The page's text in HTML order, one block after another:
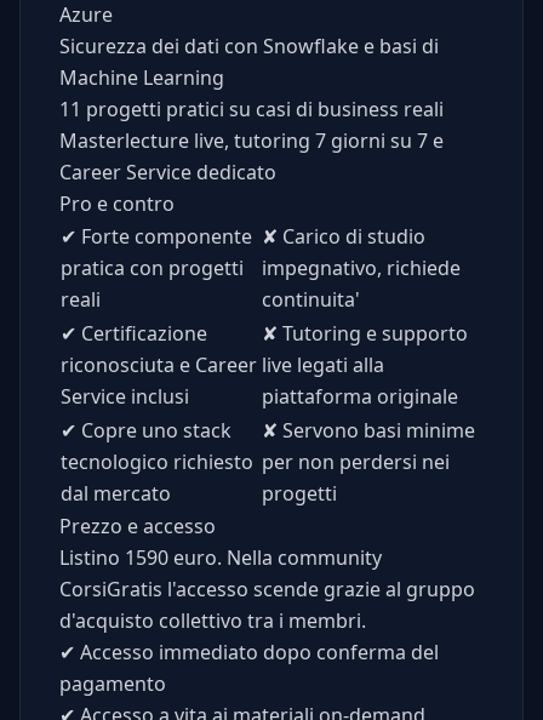
Azure
Sicurezza dei dati con Snowflake e basi di
Machine Learning
11 progetti pratici su casi di business reali
Masterlecture live, tutoring 7 giorni su 7 e
Career Service dedicato
Pro e contro
✔ Forte componente
pratica con progetti
reali
✘ Carico di studio
impegnativo, richiede
continuita'
✔ Certificazione
riconosciuta e Career
Service inclusi
✘ Tutoring e supporto
live legati alla
piattaforma originale
✔ Copre uno stack
tecnologico richiesto
dal mercato
✘ Servono basi minime
per non perdersi nei
progetti
Prezzo e accesso
Listino 1590 euro. Nella community
CorsiGratis l'accesso scende grazie al gruppo
d'acquisto collettivo tra i membri.
✔ Accesso immediato dopo conferma del
pagamento